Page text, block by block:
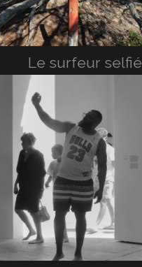
Le surfeur selfié